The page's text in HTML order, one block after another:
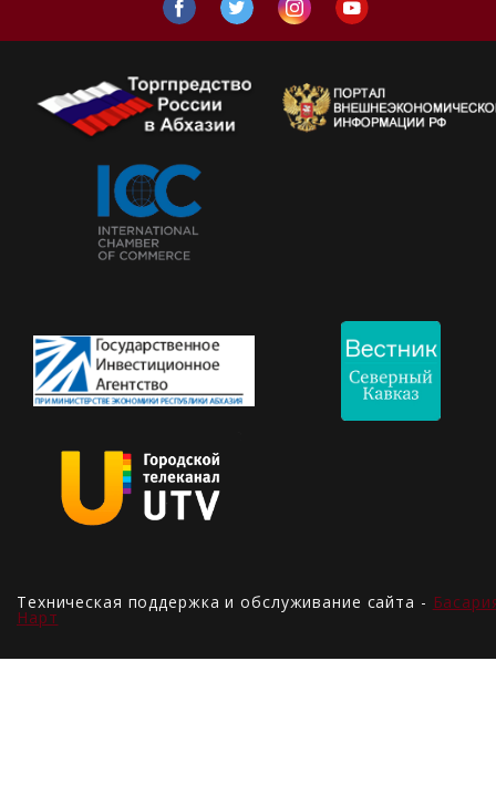
Техническая поддержка и обслуживание сайта -
Нарт